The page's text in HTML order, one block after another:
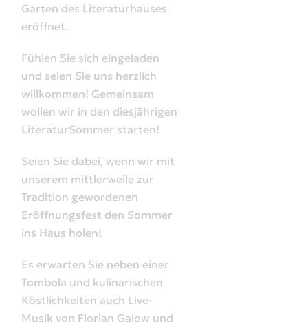
Garten des Literaturhauses
eröffnet.
Fühlen Sie sich eingeladen
und seien Sie uns herzlich
willkommen! Gemeinsam
wollen wir in den diesjährigen
LiteraturSommer starten!
Seien Sie dabei, wenn wir mit
unserem mittlerweile zur
Tradition gewordenen
Eröffnungsfest den Sommer
ins Haus holen!
Es erwarten Sie neben einer
Tombola und kulinarischen
Köstlichkeiten auch Live-
Musik von Florian Galow und